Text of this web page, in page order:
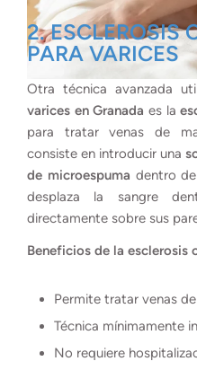
2. ESCLEROSIS
PARA VARICES
Otra técnica avanzada
varices en Granada es la
para tratar venas de
consiste en introducir una
de microespuma dentro
desplaza la sangre
directamente sobre sus
Beneficios de la esclerosis
Permite tratar venas
Técnica mínimamente
No requiere